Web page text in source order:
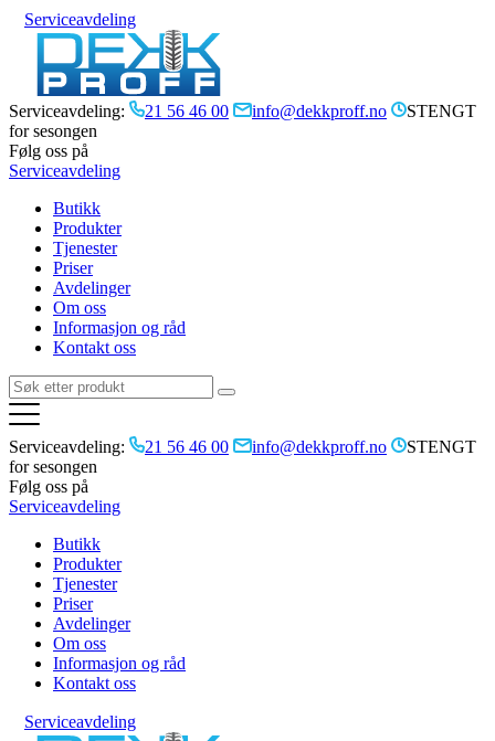
Serviceavdeling
Serviceavdeling: 21 56 46 00 info@dekkproff.no
STENGT
for sesongen
Følg oss på
Serviceavdeling
Butikk
Produkter
Tjenester
Priser
Avdelinger
Om oss
Informasjon og råd
Kontakt oss
Serviceavdeling: 21 56 46 00 info@dekkproff.no
STENGT
for sesongen
Følg oss på
Serviceavdeling
Butikk
Produkter
Tjenester
Priser
Avdelinger
Om oss
Informasjon og råd
Kontakt oss
Serviceavdeling